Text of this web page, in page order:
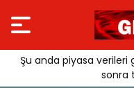
Şu anda piyasa verileri
sonra